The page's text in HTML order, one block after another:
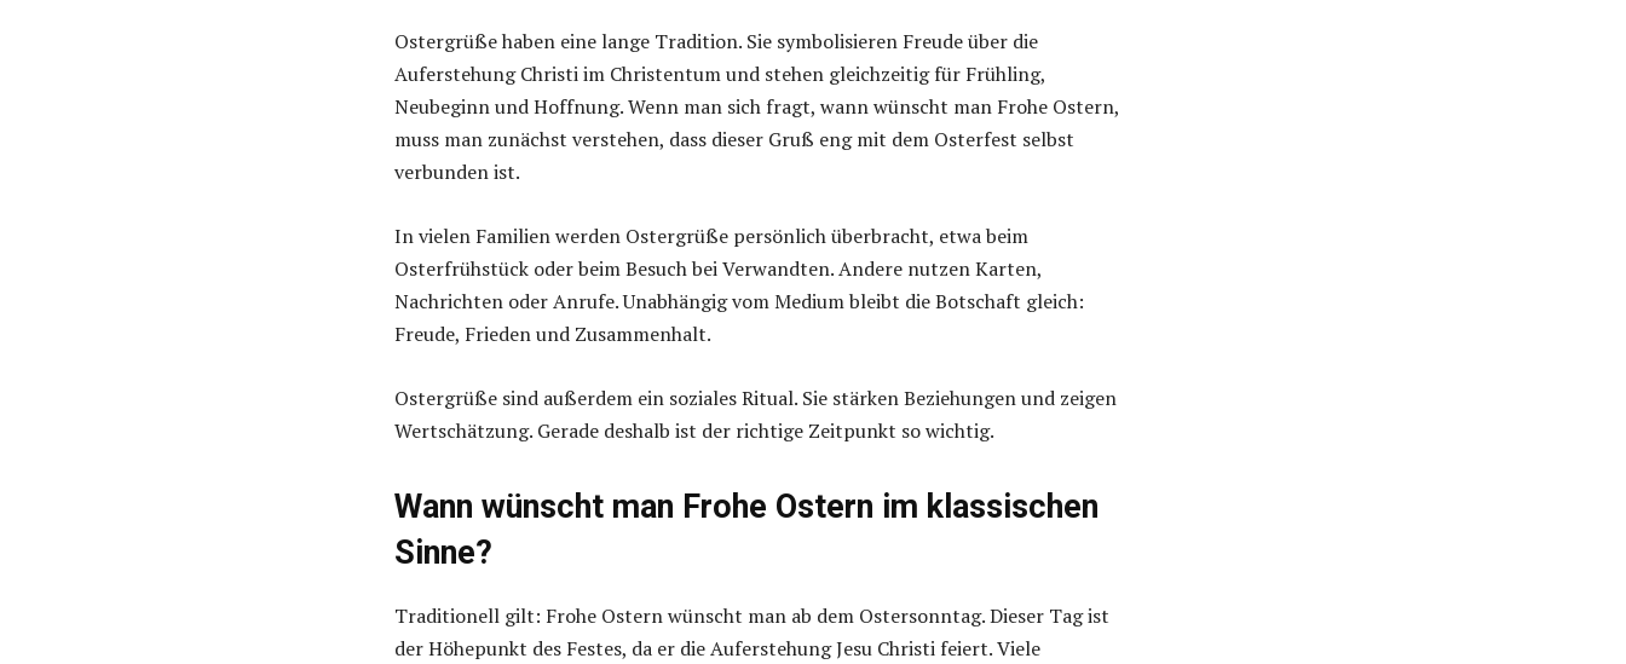
Ostergrüße haben eine lange Tradition. Sie symbolisieren Freude über die
Auferstehung Christi im Christentum und stehen gleichzeitig für Frühling,
Neubeginn und Hoffnung. Wenn man sich fragt, wann wünscht man Frohe Ostern,
muss man zunächst verstehen, dass dieser Gruß eng mit dem Osterfest selbst
verbunden ist.
In vielen Familien werden Ostergrüße persönlich überbracht, etwa beim
Osterfrühstück oder beim Besuch bei Verwandten. Andere nutzen Karten,
Nachrichten oder Anrufe. Unabhängig vom Medium bleibt die Botschaft gleich:
Freude, Frieden und Zusammenhalt.
Ostergrüße sind außerdem ein soziales Ritual. Sie stärken Beziehungen und zeigen
Wertschätzung. Gerade deshalb ist der richtige Zeitpunkt so wichtig.
Wann wünscht man Frohe Ostern im klassischen
Sinne?
Traditionell gilt: Frohe Ostern wünscht man ab dem Ostersonntag. Dieser Tag ist
der Höhepunkt des Festes, da er die Auferstehung Jesu Christi feiert. Viele